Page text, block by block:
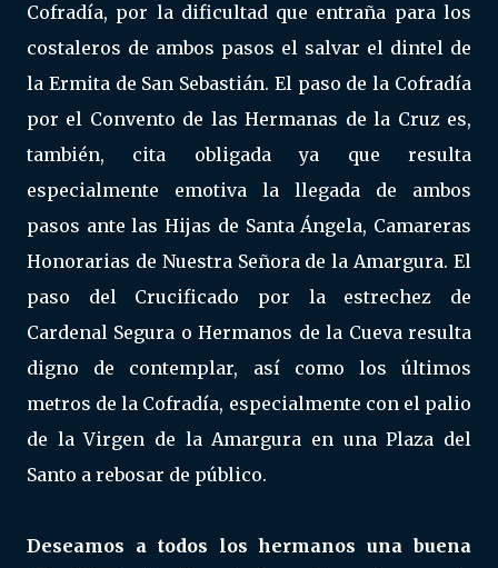
Cofradía, por la dificultad que entraña para los
costaleros de ambos pasos el salvar el dintel de
la Ermita de San Sebastián. El paso de la Cofradía
por el Convento de las Hermanas de la Cruz es,
también, cita obligada ya que resulta
especialmente emotiva la llegada de ambos
pasos ante las Hijas de Santa Ángela, Camareras
Honorarias de Nuestra Señora de la Amargura. El
paso del Crucificado por la estrechez de
Cardenal Segura o Hermanos de la Cueva resulta
digno de contemplar, así como los últimos
metros de la Cofradía, especialmente con el palio
de la Virgen de la Amargura en una Plaza del
Santo a rebosar de público.
Deseamos a todos los hermanos una buena